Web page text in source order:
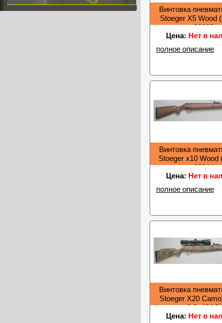
Винтовка
Stoeger Х5 Wood
30033
Цена: Нет в
полное описание
Винтовка
Stoeger x10 Wood
30044
Цена: Нет в
полное описание
Винтовка
Stoeger Х20
(+прицел 3-
30099
Цена: Нет в